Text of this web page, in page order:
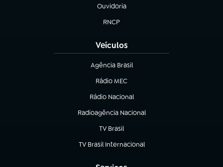
Ouvidoria
(abre em nova aba)
RNCP
(abre em nova aba)
Veículos
Agência Brasil
(abre em nova aba)
Rádio MEC
(abre em nova aba)
Rádio Nacional
Radioagência Nacional
(abre em nova aba)
TV Brasil
(abre em nova aba)
TV Brasil Internacional
(abre em nova aba)